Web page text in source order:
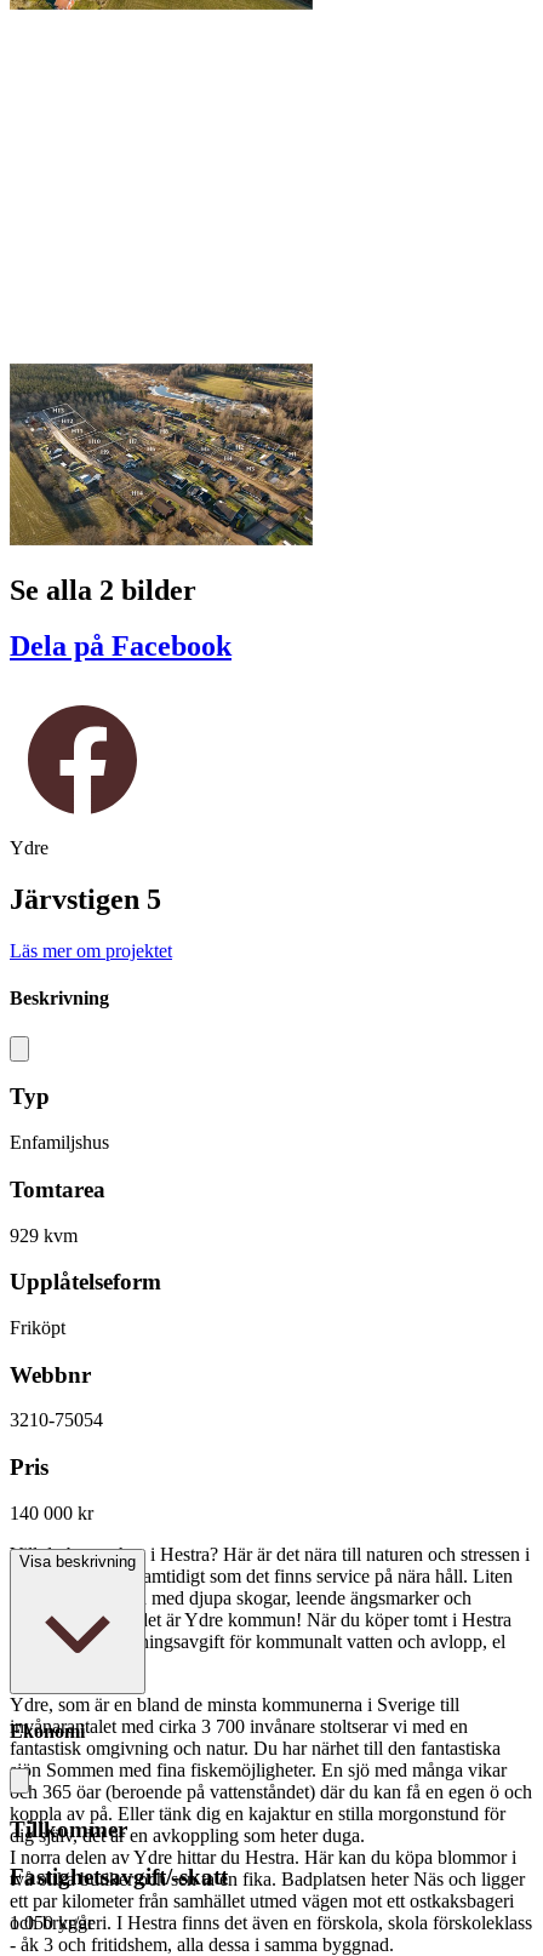
Se alla 2 bilder
Dela på Facebook
Ydre
Järvstigen 5
Läs mer om projektet
Beskrivning
Typ
Enfamiljshus
Tomtarea
929 kvm
Upplåtelseform
Friköpt
Webbnr
3210-75054
Pris
140 000 kr
Vill du bygga hus i Hestra? Här är det nära till naturen och stressen i
stan långt borta, samtidigt som det finns service på nära håll. Liten
men tuff kommun med djupa skogar, leende ängsmarker och
hundratals sjöar, det är Ydre kommun! När du köper tomt i Hestra
ingår både anslutningsavgift för kommunalt vatten och avlopp, el
Ydre, som är en bland de minsta kommunerna i Sverige till
invånarantalet med cirka 3 700 invånare stoltserar vi med en
fantastisk omgivning och natur. Du har närhet till den fantastiska
sjön Sommen med fina fiskemöjligheter. En sjö med många vikar
och 365 öar (beroende på vattenståndet) där du kan få en egen ö och
koppla av på. Eller tänk dig en kajaktur en stilla morgonstund för
dig själv, det är en avkoppling som heter duga.
I norra delen av Ydre hittar du Hestra. Här kan du köpa blommor i
två olika butiker och sen ta en fika. Badplatsen heter Näs och ligger
ett par kilometer från samhället utmed vägen mot ett ostkaksbageri
och bryggeri. I Hestra finns det även en förskola, skola förskoleklass
- åk 3 och fritidshem, alla dessa i samma byggnad.
Visa beskrivning
Ekonomi
Tillkommer
Fastighetsavgift/-skatt
1 050 kr/år